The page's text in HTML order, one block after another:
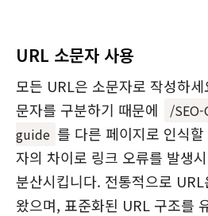
URL 소문자 사용
모든 URL은 소문자로 작성하
문자를 구분하기 때문에
/
guide 를 다른 페이지로 인식
자의 차이로 링크 오류를 발생
분산시킵니다. 전통적으로
왔으며, 표준화된 URL 구조를